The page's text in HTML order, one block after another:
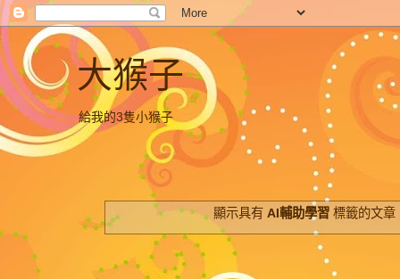
大猴子
給我的3隻小猴子
顯示具有AI輔助學習 標籤的文